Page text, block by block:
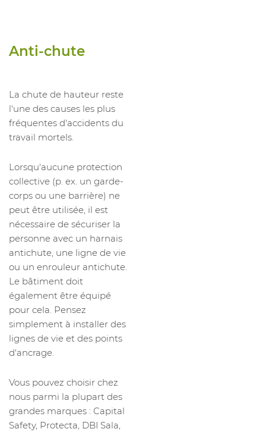
Anti-chute
La chute de hauteur reste
l'une des causes les plus
fréquentes d'accidents du
travail mortels.
Lorsqu'aucune protection
collective (p. ex. un garde-
corps ou une barrière) ne
peut être utilisée, il est
nécessaire de sécuriser la
personne avec un harnais
antichute, une ligne de vie
ou un enrouleur antichute.
Le bâtiment doit
également être équipé
pour cela. Pensez
simplement à installer des
lignes de vie et des points
d'ancrage.
Vous pouvez choisir chez
nous parmi la plupart des
grandes marques : Capital
Safety, Protecta, DBI Sala,